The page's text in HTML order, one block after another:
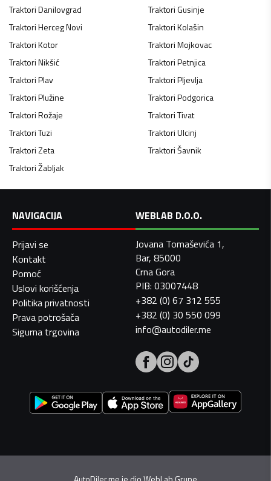
TraktoriDanilovgrad TraktoriGusinje
TraktoriHerceg Novi TraktoriKolašin
TraktoriKotor TraktoriMojkovac
TraktoriNikšić TraktoriPetnjica
TraktoriPlav TraktoriPljevlja
TraktoriPlužine TraktoriPodgorica
TraktoriRožaje TraktoriTivat
TraktoriTuzi TraktoriUlcinj
TraktoriZeta TraktoriŠavnik
TraktoriŽabljak
NAVIGACIJA
Prijavi se
Kontakt
Pomoć
Uslovi korišćenja
Politika privatnosti
Prava potrošača
Sigurna trgovina
WEBLAB D.O.O.
Jovana Tomaševića 1,
Bar, 85000
Crna Gora
PIB: 03007448
+382 (0) 67 312 555
+382 (0) 30 550 099
info@autodiler.me